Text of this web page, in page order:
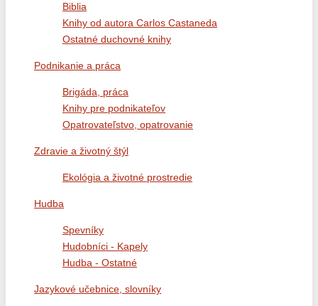
Biblia
Knihy od autora Carlos Castaneda
Ostatné duchovné knihy
Podnikanie a práca
Brigáda, práca
Knihy pre podnikateľov
Opatrovateľstvo, opatrovanie
Zdravie a životný štýl
Ekológia a životné prostredie
Hudba
Spevníky
Hudobníci - Kapely
Hudba - Ostatné
Jazykové učebnice, slovníky